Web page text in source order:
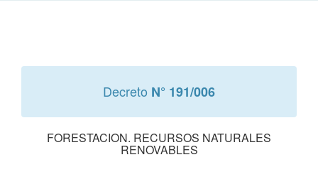
Decreto N° 191/006
FORESTACION. RECURSOS NATURALES
RENOVABLES